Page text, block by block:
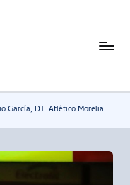
García, DT. Atlético Morelia